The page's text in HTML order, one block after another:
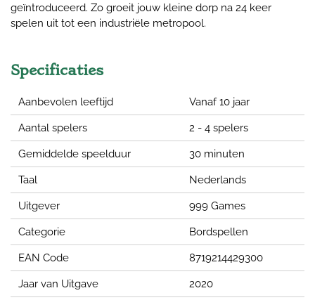
geïntroduceerd. Zo groeit jouw kleine dorp na 24 keer
spelen uit tot een industriële metropool.
Specificaties
Aanbevolen leeftijd Vanaf 10 jaar
Aantal spelers 2 - 4 spelers
Gemiddelde speelduur 30 minuten
Taal Nederlands
Uitgever 999 Games
Categorie Bordspellen
EAN Code 8719214429300
Jaar van Uitgave 2020